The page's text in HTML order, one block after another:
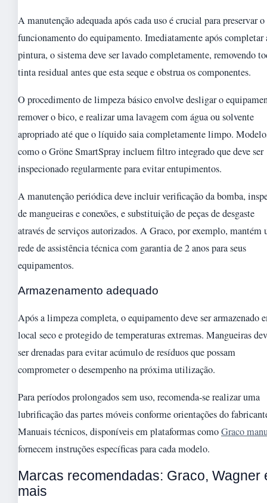
A manutenção adequada após cada uso é crucial para preservar o
funcionamento do equipamento. Imediatamente após completar
pintura, o sistema deve ser lavado completamente, removendo
tinta residual antes que esta seque e obstrua os componentes.
O procedimento de limpeza básico envolve desligar o
remover o bico, e realizar uma lavagem com água ou solvente
apropriado até que o líquido saia completamente limpo.
como o Gröne SmartSpray incluem filtro integrado que deve ser
inspecionado regularmente para evitar entupimentos.
A manutenção periódica deve incluir verificação da bomba,
de mangueiras e conexões, e substituição de peças de desgaste
através de serviços autorizados. A Graco, por exemplo, mantém
rede de assistência técnica com garantia de 2 anos para seus
equipamentos.
Armazenamento adequado
Após a limpeza completa, o equipamento deve ser armazenado
local seco e protegido de temperaturas extremas. Mangueiras
ser drenadas para evitar acúmulo de resíduos que possam
comprometer o desempenho na próxima utilização.
Para períodos prolongados sem uso, recomenda-se realizar uma
lubrificação das partes móveis conforme orientações do
Manuais técnicos, disponíveis em plataformas comoGraco
fornecem instruções específicas para cada modelo.
Marcas recomendadas: Graco, Wagner
mais